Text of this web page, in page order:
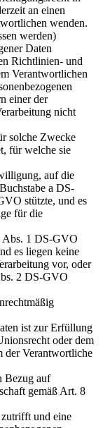
an einen
wenden.
werden)
Daten
Richtlinien- und
Verantwortlichen
einer der
nicht
solche Zwecke
für welche sie
auf die
a DS-
stützte, und es
für die
Abs. 1 DS-GVO
es liegen keine
vor, oder
2 DS-GVO
ist zur Erfüllung
oder dem
der Verantwortliche
Bezug auf
gemäß Art. 8
zutrifft und eine